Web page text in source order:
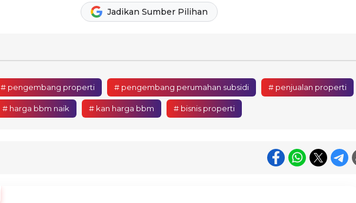
Jadikan Sumber Pilihan
# pengembang properti # pengembang perumahan subsidi # penjualan properti
# harga bbm naik # kan harga bbm # bisnis properti